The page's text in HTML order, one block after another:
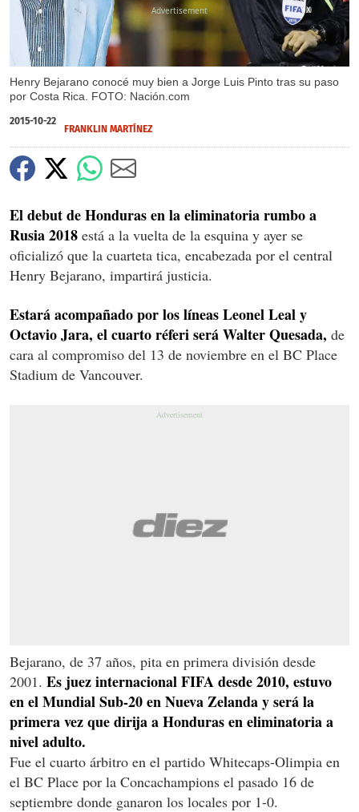
Henry Bejarano conocé muy bien a Jorge Luis Pinto tras su paso
por Costa Rica. FOTO: Nación.com
X
2015-10-22
FRANKLIN MARTÍNEZ
El debut de Honduras en la eliminatoria rumbo a
Rusia 2018 está a la vuelta de la esquina y ayer se
oficializó que la cuarteta tica, encabezada por el central
Henry Bejarano, impartirá justicia.
Estará acompañado por los líneas Leonel Leal y
Octavio Jara, el cuarto réferi será Walter Quesada, de
cara al compromiso del 13 de noviembre en el BC Place
Stadium de Vancouver.
Bejarano, de 37 años, pita en primera división desde
2001. Es juez internacional FIFA desde 2010, estuvo
en el Mundial Sub-20 en Nueva Zelanda y será la
primera vez que dirija a Honduras en eliminatoria a
nivel adulto.
Fue el cuarto árbitro en el partido Whitecaps-Olimpia en
el BC Place por la Concachampions el pasado 16 de
septiembre donde ganaron los locales por 1-0.